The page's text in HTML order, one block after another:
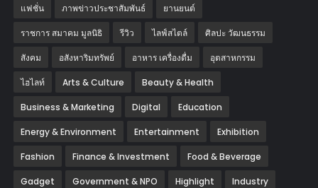
แฟชั่น ภาพข่าวประชาสัมพันธ์ ‎ยานยนต์‎
ราชการ สมาคม มูลนิธิ รีวิว ไลฟ์สไตล์ ศิลปะ วัฒนธรรม
สังคม อสังหาริมทรัพย์ อาหาร เครื่องดื่ม อุตสาหกรรม
ไฮไลท์ Arts & Culture Beauty & Health
Business & Marketing Digital Education
Energy & Environment Entertainment Exhibition
Fashion Finance & Investment Food & Beverage
Gadget Government & NPO Highlight Industry